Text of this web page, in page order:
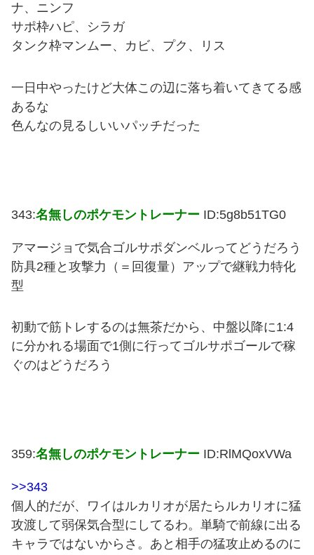
ナ、ニンフ
サポ枠ハピ、シラガ
タンク枠マンムー、カビ、プク、リス
一日中やったけど大体この辺に落ち着いてきてる感
あるな
色んなの見るしいいパッチだった
343:名無しのポケモントレーナー ID:5g8b51TG0
アマージョで気合ゴルサポダンベルってどうだろう
防具2種と攻撃力（＝回復量）アップで継戦力特化
型
初動で筋トレするのは無茶だから、中盤以降に1:4
に分かれる場面で1側に行ってゴルサポゴールで稼
ぐのはどうだろう
359:名無しのポケモントレーナー ID:RlMQoxVWa
>>343
個人的だが、ワイはルカリオが居たらルカリオに猛
攻渡して弱保気合型にしてるわ。単騎で前線に出る
キャラではないからさ。あと相手の猛攻止めるのに